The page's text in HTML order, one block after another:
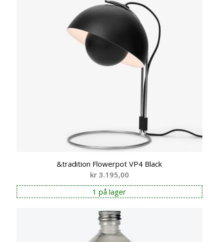
&tradition Flowerpot VP4 Black
kr3.195,00
1 på lager